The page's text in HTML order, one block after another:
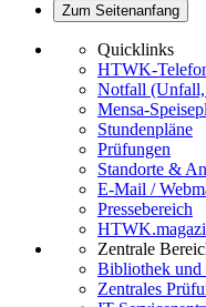
Zum Seitenanfang
Quicklinks
HTWK-
Notfall
Mensa-
Stundenpläne
Prüfungen
Standorte &
E-Mail /
Pressebereich
Zentrale
Bibliothek und
Zentrales